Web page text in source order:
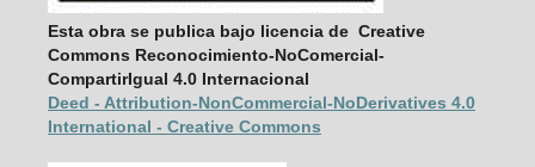
Esta obra se publica bajo licencia de Creative
Commons Reconocimiento-NoComercial-
CompartirIgual 4.0 Internacional
Deed - Attribution-NonCommercial-NoDerivatives 4.0
International - Creative Commons